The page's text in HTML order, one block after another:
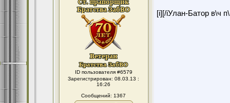
ID пользователя #6579
Зарегистрирован: 08.03.13 :
16:26
Сообщений: 1367
[i][/iУлан-Батор в\ч